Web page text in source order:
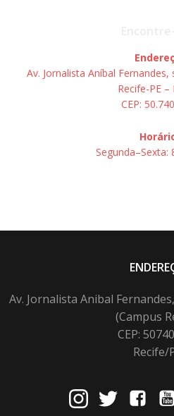
Av. Jornalista Aníbal
Recife-PE –
CEP:
Segunda–Sexta:
Av. Jornalista Anibal
(Campus
CEP:
Recife/